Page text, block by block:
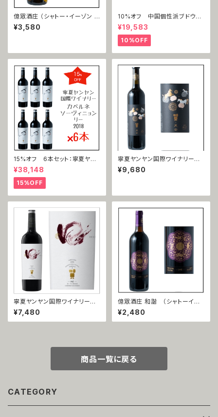
億眾酒庄 （シャトー・イーゾン ）
霞多麗（シャルドネ）2019
¥3,580
10%オフ 中国個性派ブドウ3
本セット
¥19,583
10%OFF
15%オフ 6本セット：寧夏ヤン
ヤン国際ワイナリー 赤霞珠 力
（カベルネ・ソーヴィニヨン＝リ
ー ）2018
¥38,148
15%OFF
寧夏ヤンヤン国際ワイナリー
黒比諾（ピノ・ノワール）2015
¥9,680
寧夏ヤンヤン国際ワイナリー
蛇龍珠 口（シャーロンジュウ＝
コウ）2017
¥7,480
億眾酒庄 和諧 （シャトーイー
ゾン ワカイ） 赤霞珠（カベルネ
ソーヴィニョン）2018
¥2,480
商品一覧に戻る
CATEGORY